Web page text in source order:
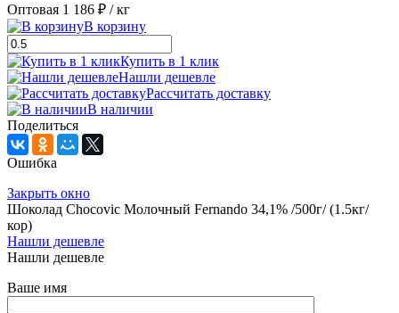
Оптовая 1 186 ₽ / кг
В корзину
Купить в 1 клик
Нашли дешевле
Рассчитать доставку
В наличии
Поделиться
Ошибка
Закрыть окно
Шоколад Chocovic Молочный Fernando 34,1% /500г/ (1.5кг/
кор)
Нашли дешевле
Нашли дешевле
Ваше имя